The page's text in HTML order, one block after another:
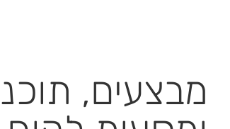
מבצעים,